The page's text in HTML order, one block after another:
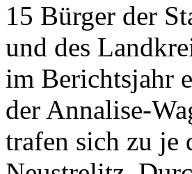
15 Bürger der
und des
im Berichtsjahr
der Annalise-
trafen sich zu je